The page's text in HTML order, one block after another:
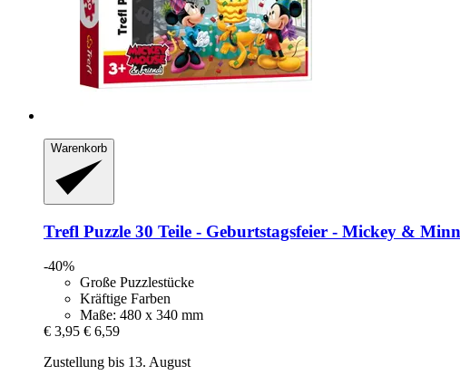
Warenkorb
Trefl Puzzle 30 Teile -​ Geburtstagsfeier -​ Mickey &
-40%
Große Puzzlestücke
Kräftige Farben
Maße: 480 x 340 mm
€ 3,95 € 6,59
Zustellung bis 13. August